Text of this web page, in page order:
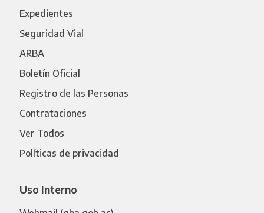
Expedientes
Seguridad Vial
ARBA
Boletín Oficial
Registro de las Personas
Contrataciones
Ver Todos
Políticas de privacidad
Uso Interno